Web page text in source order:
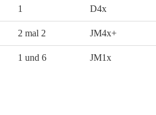
1 D4x
2 mal 2 JM4x+
1 und 6 JM1x